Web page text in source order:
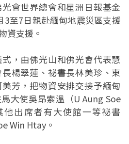
會世界總會和星洲日報基金
3至7日親赴緬甸地震災區支援
資支援。
，由佛光山和佛光會代表慧
楊翠蓮、祕書長林美珍、東
芳，把物資安排交接予緬甸
大使吳昂索溫（U Aung Soe
他出席者有大使館一等祕書
Win Htay。